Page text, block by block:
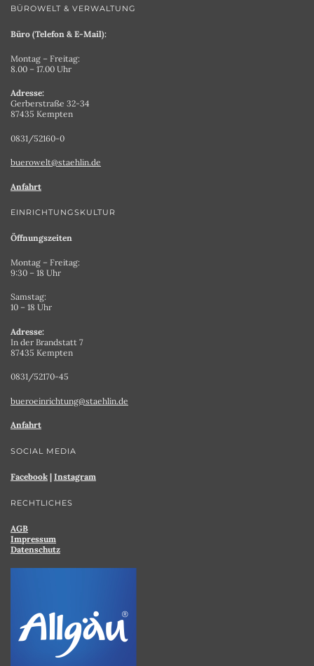
BÜROWELT & VERWALTUNG
Büro (Telefon & E-Mail):
Montag – Freitag:
8.00 – 17.00 Uhr
Adresse:
Gerberstraße 32-34
87435 Kempten
0831/52160-0
buerowelt@staehlin.de
Anfahrt
EINRICHTUNGSKULTUR
Öffnungszeiten
Montag – Freitag:
9:30 – 18 Uhr
Samstag:
10 – 18 Uhr
Adresse:
In der Brandstatt 7
87435 Kempten
0831/52170-45
bueroeinrichtung@staehlin.de
Anfahrt
SOCIAL MEDIA
Facebook | Instagram
RECHTLICHES
AGB
Impressum
Datenschutz